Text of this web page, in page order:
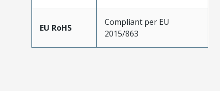
EU RoHS
Compliant per EU
2015/863